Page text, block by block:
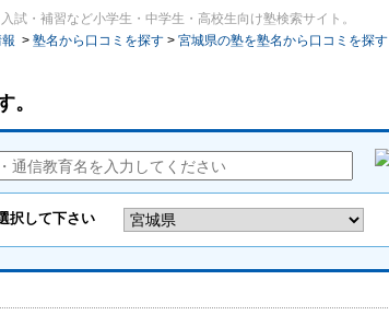
・補習など小学生・中学生・高校生向け塾検索サイト。
> 塾名から口コミを探す > 宮城県の塾を塾名から口コミを探す
。